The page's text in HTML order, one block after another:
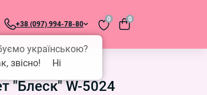
+38 (097) 994-78-80
0 0
"Блеск" W-5024
українською?
звісно!
Ні